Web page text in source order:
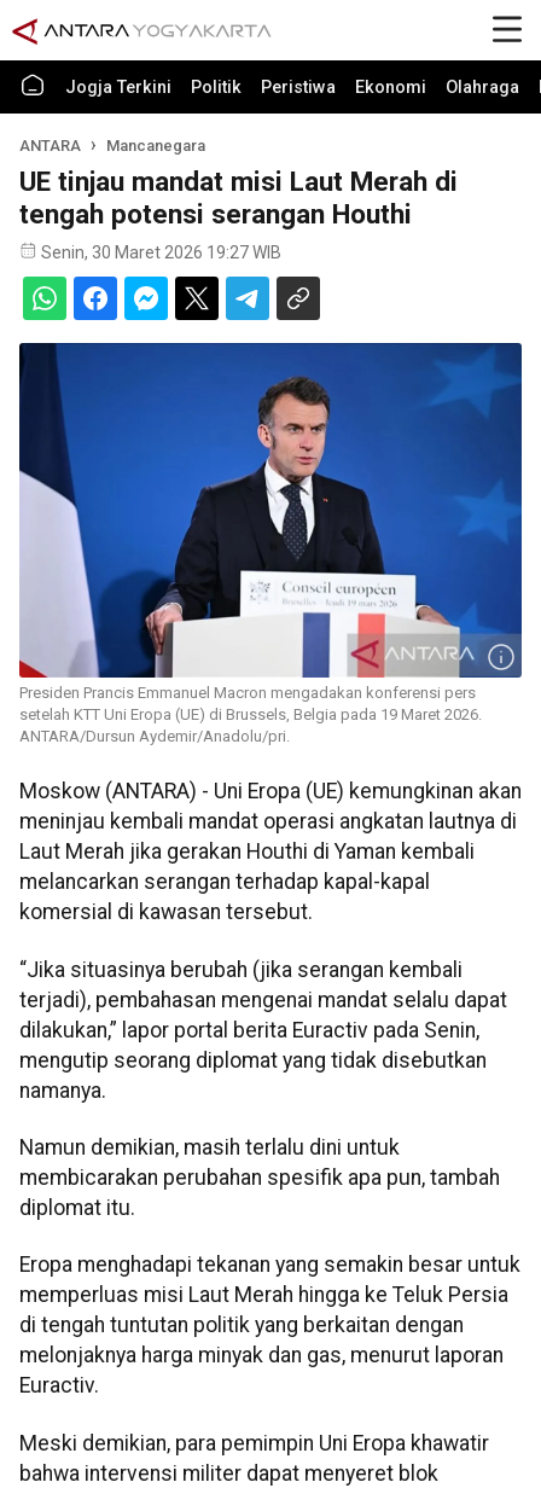
Jogja Terkini Politik Peristiwa Ekonomi Olahraga
ANTARA Mancanegara
UE tinjau mandat misi Laut Merah di
tengah potensi serangan Houthi
Senin, 30 Maret 2026 19:27 WIB
Presiden Prancis Emmanuel Macron mengadakan konferensi pers
setelah KTT Uni Eropa (UE) di Brussels, Belgia pada 19 Maret 2026.
ANTARA/Dursun Aydemir/Anadolu/pri.
Moskow (ANTARA) - Uni Eropa (UE) kemungkinan akan
meninjau kembali mandat operasi angkatan lautnya di
Laut Merah jika gerakan Houthi di Yaman kembali
melancarkan serangan terhadap kapal-kapal
komersial di kawasan tersebut.
“Jika situasinya berubah (jika serangan kembali
terjadi), pembahasan mengenai mandat selalu dapat
dilakukan,” lapor portal berita Euractiv pada Senin,
mengutip seorang diplomat yang tidak disebutkan
namanya.
Namun demikian, masih terlalu dini untuk
membicarakan perubahan spesifik apa pun, tambah
diplomat itu.
Eropa menghadapi tekanan yang semakin besar untuk
memperluas misi Laut Merah hingga ke Teluk Persia
di tengah tuntutan politik yang berkaitan dengan
melonjaknya harga minyak dan gas, menurut laporan
Euractiv.
Meski demikian, para pemimpin Uni Eropa khawatir
bahwa intervensi militer dapat menyeret blok